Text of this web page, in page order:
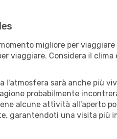
migliore per
viaggiare. Considera il
sarà anche più
probabilmente
alcune attività all'aperto
garantendoti una visita più